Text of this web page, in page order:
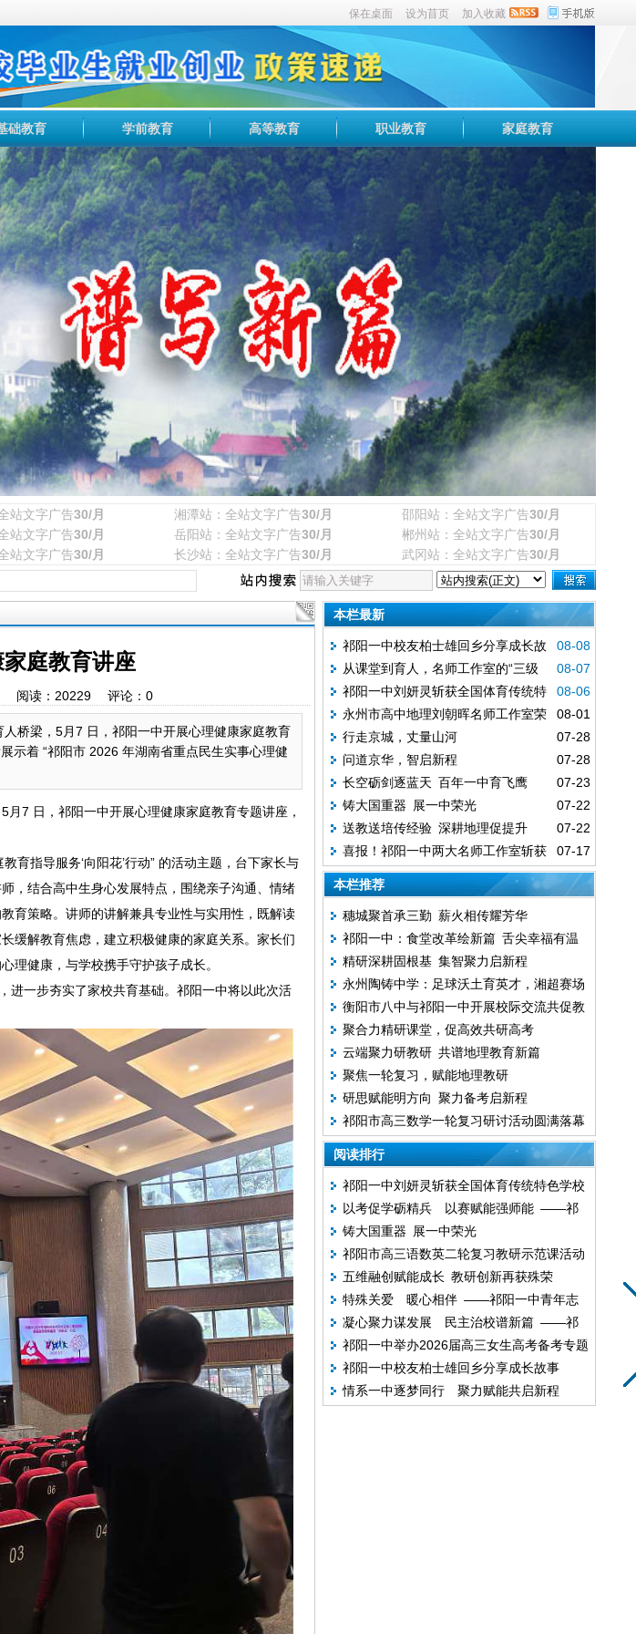
保在桌面 设为苜页 加入收藏
础教育 学前教育 高等教育 职业教育 家庭教育
站文字广告30/月 湘潭站：全站文字广告30/月 邵阳站：全站文字广告30/月
站文字广告30/月 岳阳站：全站文字广告30/月 郴州站：全站文字广告30/月
站文字广告30/月 长沙站：全站文字广告30/月 武冈站：全站文字广告30/月
庭教育讲座
阅读： 20229评论： 0
桥梁，5月7 日，祁阳一中开展心理健康家庭教育
示着 “祁阳市 2026 年湖南省重点民生实事心理健
7 日，祁阳一中开展心理健康家庭教育专题讲座，
指导服务‘向阳花’行动” 的活动主题，台下家长与
，结合高中生身心发展特点，围绕亲子沟通、情绪
育策略。讲师的讲解兼具专业性与实用性，既解读
缓解教育焦虑，建立积极健康的家庭关系。家长们
理健康，与学校携手守护孩子成长。
一步夯实了家校共育基础。祁阳一中将以此次活
本栏最新
08-08
祁阳一中校友柏士雄回乡分享成长故
事
08-07
从课堂到育人，名师工作室的“三级
跨越”
08-06
祁阳一中刘妍灵斩获全国体育传统特
色学校田径联赛女子U20组跳高冠军
08-01
永州市高中地理刘朝晖名师工作室荣
膺全国“标杆名师工作室”
07-28
行走京城，丈量山河
07-28
问道京华，智启新程
07-23
长空砺剑逐蓝天 百年一中育飞鹰
07-22
铸大国重器 展一中荣光
07-22
送教送培传经验 深耕地理促提升
07-17
喜报！祁阳一中两大名师工作室斩获
全国赛事重磅荣誉
本栏推荐
穗城聚首承三勤 薪火相传耀芳华
祁阳一中：食堂改革绘新篇 舌尖幸福有温
度
精研深耕固根基 集智聚力启新程
永州陶铸中学：足球沃土育英才，湘超赛场
展风采
衡阳市八中与祁阳一中开展校际交流共促教
育高质量发展
聚合力精研课堂，促高效共研高考
云端聚力研教研 共谱地理教育新篇
聚焦一轮复习，赋能地理教研
研思赋能明方向 聚力备考启新程
祁阳市高三数学一轮复习研讨活动圆满落幕
阅读排行
祁阳一中刘妍灵斩获全国体育传统特色学校
田径联赛女子U20组跳高冠军
以考促学砺精兵 以赛赋能强师能 ——祁
阳一中举行2026年上期教师业务考试
铸大国重器 展一中荣光
祁阳市高三语数英二轮复习教研示范课活动
祁阳一中成功举办
五维融创赋能成长 教研创新再获殊荣
特殊关爱 暖心相伴 ——祁阳一中青年志
愿者走进特教学校开展志愿服务
凝心聚力谋发展 民主治校谱新篇 ——祁
阳一中第十三届九次教代会顺利召开
祁阳一中举办2026届高三女生高考备考专题
讲座
祁阳一中校友柏士雄回乡分享成长故事
情系一中逐梦同行 聚力赋能共启新程